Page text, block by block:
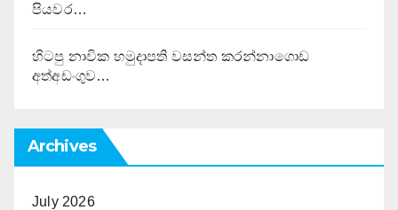
පියවර…
හිටපු නාවික හමුදාපති වසන්ත කරන්නාගොඩ
අත්අඩංගුව…
Archives
July 2026